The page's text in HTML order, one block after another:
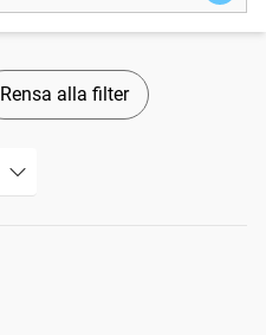
Rensa alla filter